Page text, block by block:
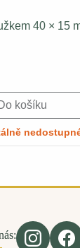
40 × 15
košíku